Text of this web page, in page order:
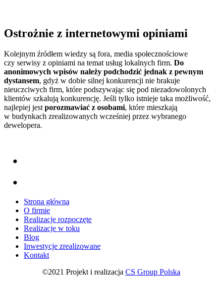
Ostrożnie z internetowymi opiniami
Kolejnym źródłem wiedzy są fora, media społecznościowe
czy serwisy z opiniami na temat usług lokalnych firm. Do
anonimowych wpisów należy podchodzić jednak z pewnym
dystansem, gdyż w dobie silnej konkurencji nie brakuje
nieuczciwych firm, które podszywając się pod niezadowolonych
klientów szkalują konkurencję. Jeśli tylko istnieje taka możliwość,
najlepiej jestporozmawiać z osobami, które mieszkają
w budynkach zrealizowanych wcześniej przez wybranego
dewelopera.
Strona główna
O firmie
Realizacje rozpoczęte
Realizacje w toku
Blog
Inwestycje zrealizowane
Kontakt
©2021 Projekt i realizacja CS Group Polska